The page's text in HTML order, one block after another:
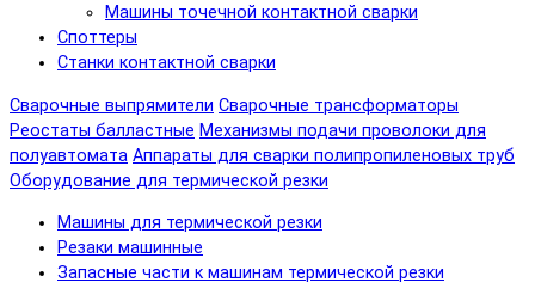
Машины точечной контактной сварки
Споттеры
Станки контактной сварки
Сварочные выпрямители Сварочные трансформаторы
Реостаты балластные Механизмы подачи проволоки для
полуавтомата Аппараты для сварки полипропиленовых труб
Оборудование для термической резки
Машины для термической резки
Резаки машинные
Запасные части к машинам термической резки